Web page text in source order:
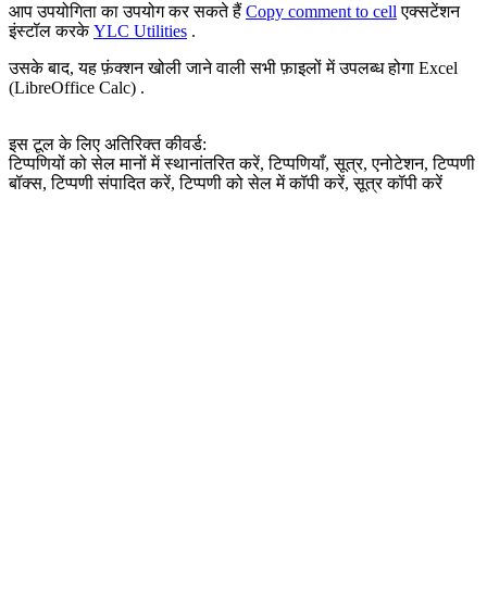
आप उपयोगिता का उपयोग कर सकते हैं Copy comment to cell एक्सटेंशन
इंस्टॉल करकेYLC Utilities .
उसके बाद, यह फ़ंक्शन खोली जाने वाली सभी फ़ाइलों में उपलब्ध होगा Excel
(LibreOffice Calc) .
इस टूल के लिए अतिरिक्त कीवर्ड:
टिप्पणियों को सेल मानों में स्थानांतरित करें, टिप्पणियाँ, सूत्र, एनोटेशन, टिप्पणी
बॉक्स, टिप्पणी संपादित करें, टिप्पणी को सेल में कॉपी करें, सूत्र कॉपी करें